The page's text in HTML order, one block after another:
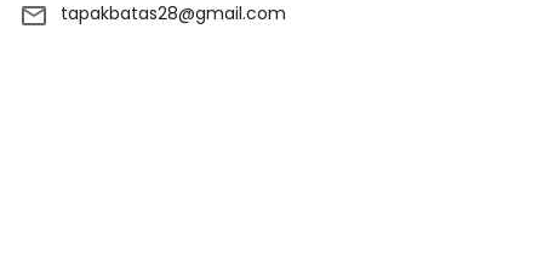
tapakbatas28@gmail.com